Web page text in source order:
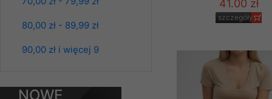
80,00 zł - 89,99 zł
90,00 zł i więcej 9
NOWE
Bluzy damskie Roz
szczegóły
41.00 zł
szczegóły
jego indywidualnych
opcję przyjmowania
• sesji
• ostatnio